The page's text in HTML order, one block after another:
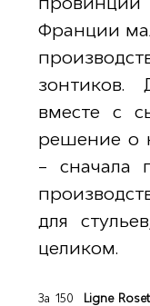
Франции
зонтиков.
вместе с
решение о
– сначала
для
целиком.
За 150 Ligne Roset